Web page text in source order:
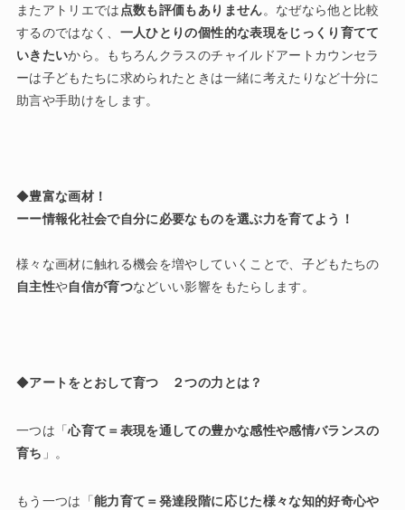
またアトリエでは点数も評価もありません。なぜなら他と比較
するのではなく、 一人ひとりの個性的な表現をじっくり育てて
いきたいから。もちろんクラスのチャイルドアートカウンセラ
ーは子どもたちに求められたときは一緒に考えたりなど十分に
助言や手助けをします。
◆豊富な画材！
ーー情報化社会で自分に必要なものを選ぶ力を育てよう！
様々な画材に触れる機会を増やしていくことで、子どもたちの
自主性や自信が育つなどいい影響をもたらします。
◆アートをとおして育つ ２つの力とは？
一つは「心育て＝表現を通しての豊かな感性や感情バランスの
育ち 」。
もう一つは「能力育て＝発達段階に応じた様々な知的好奇心や